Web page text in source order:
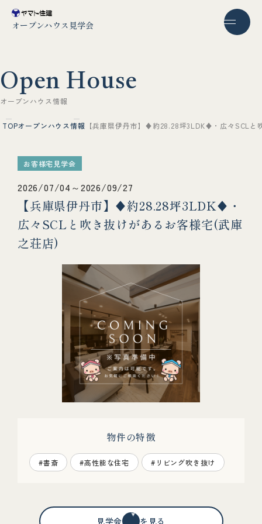
オープンハウス見学会
Open House
オー プンハ ウ ス情報
TOPオープンハウス情報 【兵庫県伊丹市】♦約28.28坪3LDK♦・広々SCLと
お客様宅見学会
2026/07/04～2026/09/27
【兵庫県伊丹市】♦約28.28坪3LDK♦・
広々SCLと吹き抜けがあるお客様宅(武庫
之荘店)
物件の特徴
#書斎 #高性能な住宅 #リビング吹き抜け
見学会情報を見る